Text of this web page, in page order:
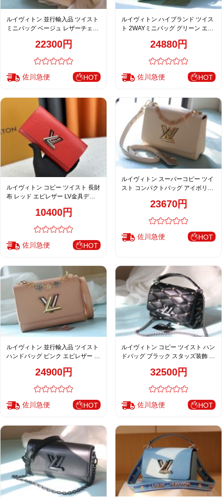
ルイヴィトン 並行輸入品 ツイスト
ミニバッグ ベージュ レザーチェー
気モデル M50381 M50280
22300円
佐川急便 HOT
ルイヴィトン ハイブランド ツイス
ト 2WAYミニバッグ グリーン エピ
M50391 M22773 M22774 M23074
24880円
佐川急便 HOT
ルイヴィトン コピー ツイスト 長財
布 レッド エピレザー LV金具デザ
10400円
佐川急便 HOT
ルイヴィトン スーパーコピー ツイ
スト コンパクトバッグ アイボリー
M13118 M1311723670円
佐川急便 HOT
ルイヴィトン 並行輸入品 ツイスト
ハンドバッグ ピンク エピレザー チ
M50391 M22773 M22774 M23074
24900円
佐川急便 HOT
ルイヴィトン コピー ツイスト ハン
ドバッグ ブラック スタッズ装飾 シ
ース 人気モデル M24151
32500円
佐川急便 HOT